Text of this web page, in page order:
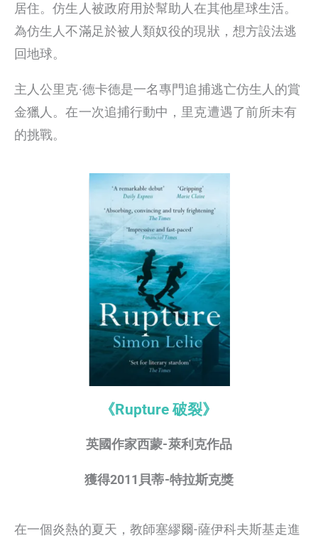
居住。仿生人被政府用於幫助人在其他星球生活。
為仿生人不滿足於被人類奴役的現狀，想方設法逃
回地球。
主人公里克·德卡德是一名專門追捕逃亡仿生人的賞
金獵人。在一次追捕行動中，里克遭遇了前所未有
的挑戰。
《Rupture 破裂》
英國作家西蒙-萊利克作品
獲得2011貝蒂-特拉斯克獎
在一個炎熱的夏天，教師塞繆爾-薩伊科夫斯基走進